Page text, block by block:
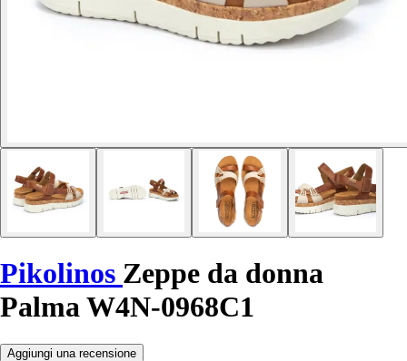
Pikolinos Zeppe da donna
Palma W4N-0968C1
Aggiungi una recensione